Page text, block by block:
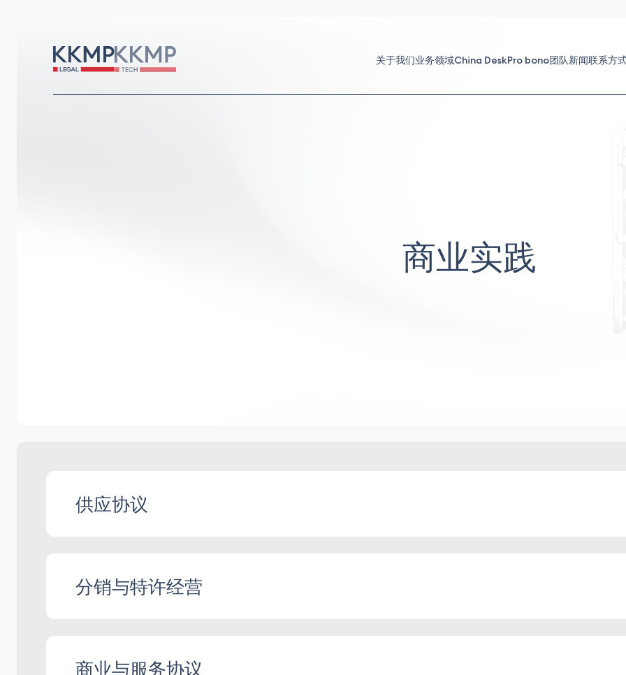
关于我们业务领域China DeskPro bono团队新闻联系方
商业实践
供应协议
起草基于模板及定制化的供应协议，编制招标文件并为选拔程序提供法律支持
就合同执行提供咨询，包括验收、索赔管理及产品质量争议处理
分销与特许经营
制定分销模式的法律框架
商业与服务协议